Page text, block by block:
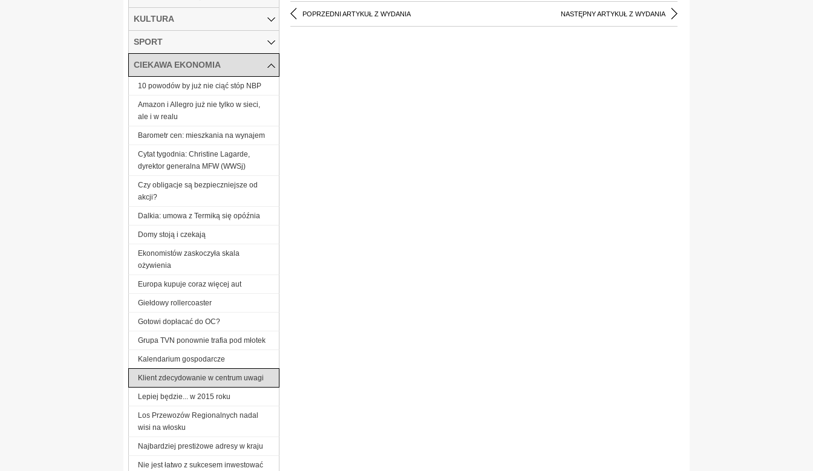
POPRZEDNI ARTYKUŁ Z WYDANIA NASTĘPNY ARTYKUŁ Z WYDANIA
KULTURA
SPORT
CIEKAWA EKONOMIA
10 powodów by już nie ciąć stóp NBP
Amazon i Allegro już nie tylko w sieci,
ale i w realu
Barometr cen: mieszkania na wynajem
Cytat tygodnia: Christine Lagarde,
dyrektor generalna MFW (WWSj)
Czy obligacje są bezpieczniejsze od
akcji?
Dalkia: umowa z Termiką się opóźnia
Domy stoją i czekają
Ekonomistów zaskoczyła skala
ożywienia
Europa kupuje coraz więcej aut
Giełdowy rollercoaster
Gotowi dopłacać do OC?
Grupa TVN ponownie trafia pod młotek
Kalendarium gospodarcze
Klient zdecydowanie w centrum uwagi
Lepiej będzie... w 2015 roku
Los Przewozów Regionalnych nadal
wisi na włosku
Najbardziej prestiżowe adresy w kraju
Nie jest łatwo z sukcesem inwestować